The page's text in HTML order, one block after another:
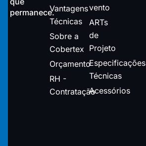
permanece.Vantagens
Técnicas
Sobre a
Cobertex
Orçamento
RH -
Contratação
vento
ARTs
de
Projeto
Especificações
Técnicas
Acessórios